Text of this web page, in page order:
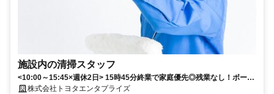
施設内の清掃スタッフ
<10:00～15:45×週休2日> 15時45分終業で家庭優先◎残業なし！ボーナ
ス有＆未経験可
株式会社トヨタエンタプライズ